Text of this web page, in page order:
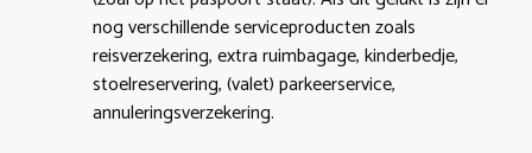
nog verschillende serviceproducten zoals
reisverzekering, extra ruimbagage, kinderbedje,
stoelreservering, (valet) parkeerservice,
annuleringsverzekering.